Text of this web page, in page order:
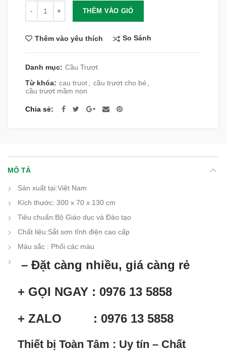
THÊM VÀO GIỎ
Thêm vào yêu thích So Sánh
Danh mục: Cầu Trượt
Từ khóa: cau truot cầu trượt cho bé
cầu trượt mầm non
Chia sẻ
MÔ TẢ
Sản xuất tại:Việt Nam
Kích thước: 300 x 70 x 130 cm
Tiêu chuẩn:Bộ Giáo dục và Đào tạo
Chất liệu:Sắt sơn tĩnh điện cao cấp
Màu sắc : Phối các màu
– Đặt càng nhiều, giá càng rẻ
+ GỌI NGAY : 0976 13 5858
+ ZALO : 0976 13 5858
Thiết bị Toàn Tâm : Uy tín – Chất